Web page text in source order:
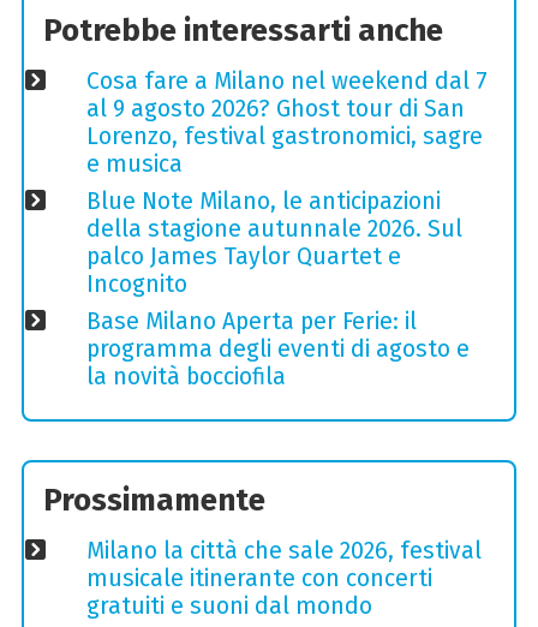
Potrebbe interessarti anche
Cosa fare a Milano nel weekend dal 7
al 9 agosto 2026? Ghost tour di San
Lorenzo, festival gastronomici, sagre
e musica
Blue Note Milano, le anticipazioni
della stagione autunnale 2026. Sul
palco James Taylor Quartet e
Incognito
Base Milano Aperta per Ferie: il
programma degli eventi di agosto e
la novità bocciofila
Prossimamente
Milano la città che sale 2026, festival
musicale itinerante con concerti
gratuiti e suoni dal mondo